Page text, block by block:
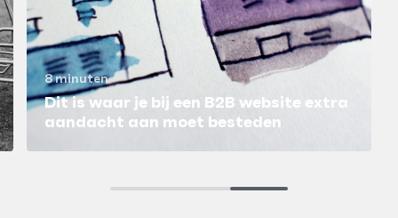
8 minuten
Dit is waar je bij een B2B website extra
aandacht aan moet besteden